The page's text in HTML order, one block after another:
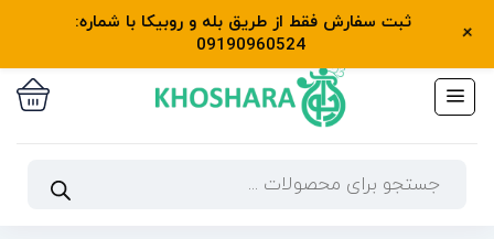
محتوا
واتساپ و تلفن: 09190960524
محصولات
ثبت سفارش فقط از طریق بله و روبیکا با شماره:
09190960524
+